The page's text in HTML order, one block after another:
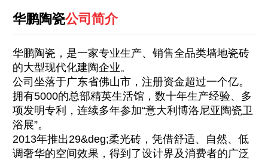
华鹏陶瓷公司简介
华鹏陶瓷，是一家专业生产、销售全品类墙地瓷砖
的大型现代化建陶企业。
公司坐落于广东省佛山市，注册资金超过一个亿。
拥有5000的总部精英生活馆，数十年生产经验、多
项发明专利，连续多年参加“意大利博洛尼亚陶瓷卫
浴展”。
2013年推出29&deg;柔光砖，凭借舒适、自然、低
调奢华的空间效果，得到了设计界及消费者的广泛